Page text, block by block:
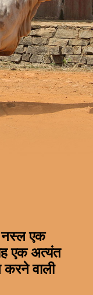
नस्ल एक
एक अत्यंत
वाली